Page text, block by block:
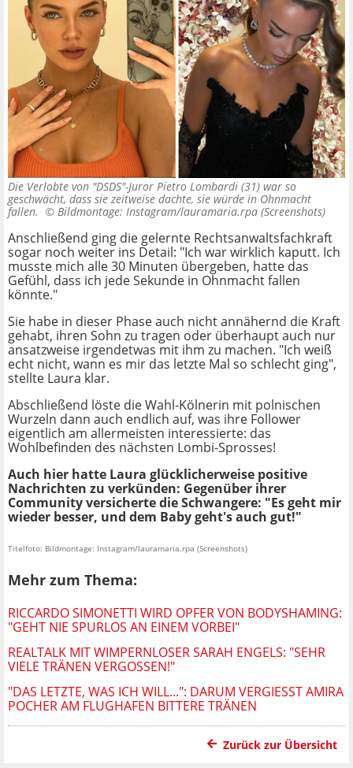
Die Verlobte von "DSDS"-Juror Pietro Lombardi (31) war so
geschwächt, dass sie zeitweise dachte, sie würde in Ohnmacht
fallen. © Bildmontage: Instagram/lauramaria.rpa (Screenshots)
Anschließend ging die gelernte Rechtsanwaltsfachkraft
sogar noch weiter ins Detail: "Ich war wirklich kaputt. Ich
musste mich alle 30 Minuten übergeben, hatte das
Gefühl, dass ich jede Sekunde in Ohnmacht fallen
könnte."
Sie habe in dieser Phase auch nicht annähernd die Kraft
gehabt, ihren Sohn zu tragen oder überhaupt auch nur
ansatzweise irgendetwas mit ihm zu machen. "Ich weiß
echt nicht, wann es mir das letzte Mal so schlecht ging",
stellte Laura klar.
Abschließend löste die Wahl-Kölnerin mit polnischen
Wurzeln dann auch endlich auf, was ihre Follower
eigentlich am allermeisten interessierte: das
Wohlbefinden des nächsten Lombi-Sprosses!
Auch hier hatte Laura glücklicherweise positive
Nachrichten zu verkünden: Gegenüber ihrer
Community versicherte die Schwangere: "Es geht mir
wieder besser, und dem Baby geht's auch gut!"
Titelfoto: Bildmontage: Instagram/lauramaria.rpa (Screenshots)
Mehr zum Thema:
RICCARDO SIMONETTI WIRD OPFER VON BODYSHAMING:
"GEHT NIE SPURLOS AN EINEM VORBEI"
REALTALK MIT WIMPERNLOSER SARAH ENGELS: "SEHR
VIELE TRÄNEN VERGOSSEN!"
"DAS LETZTE, WAS ICH WILL...": DARUM VERGIESST AMIRA P
OCHER AM FLUGHAFEN BITTERE TRÄNEN
Zurück zur Übersicht